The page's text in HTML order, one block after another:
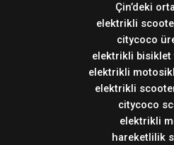
Çin’deki
elektrikli
citycoco
elektrikli
elektrikli
elektrikli
citycoco
elektrikli
hareketlilik